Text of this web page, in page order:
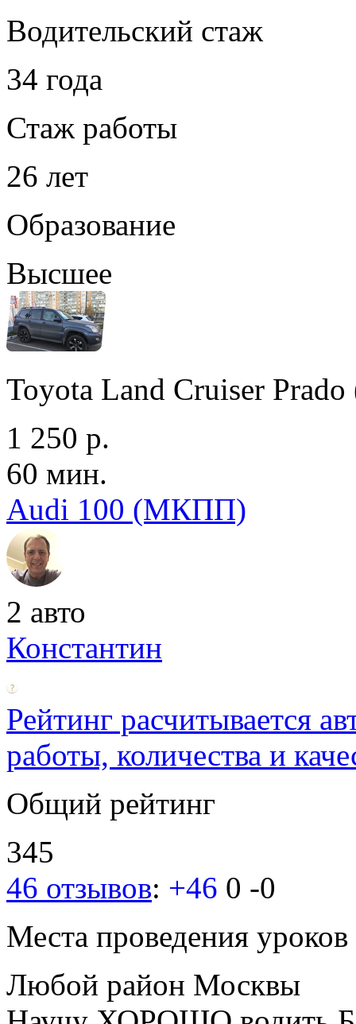
Водительский стаж
34 года
Стаж работы
26 лет
Образование
Высшее
Toyota Land Cruiser
1 250 р.
60 мин.
Audi 100 (МКПП)
2 авто
Константин
Рейтинг расчитывается
работы, количества и
Общий рейтинг
345
46 отзывов: +46 0 -0
Места проведения уроков
Любой район Москвы